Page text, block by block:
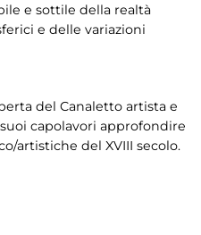
e sottile della realtà
e delle variazioni
del Canaletto artista e
capolavori approfondire
artistiche del XVIII secolo.